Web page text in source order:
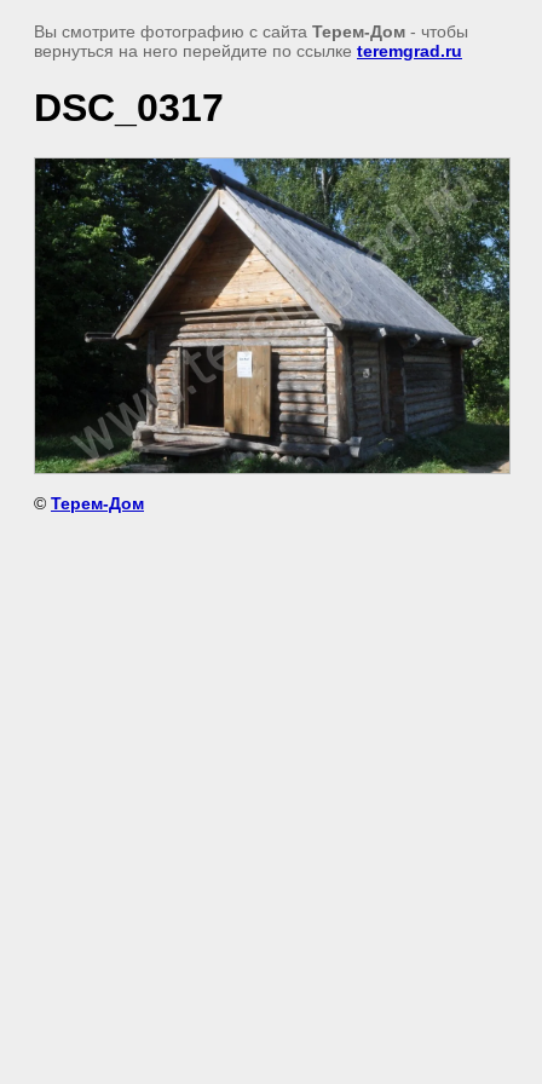
Вы смотрите фотографию с сайта Терем-Дом - чтобы
вернуться на него перейдите по ссылке teremgrad.ru
DSC_0317
© Терем-Дом